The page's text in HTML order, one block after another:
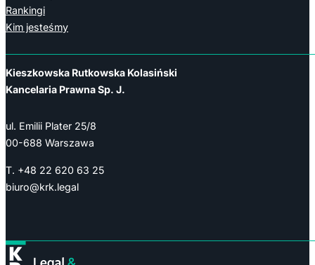
Rankingi
Kim jesteśmy
Kieszkowska Rutkowska Kolasiński
Kancelaria Prawna Sp. J.
ul. Emilii Plater 25/8
00-688 Warszawa
T. +48 22 620 63 25
biuro@krk.legal